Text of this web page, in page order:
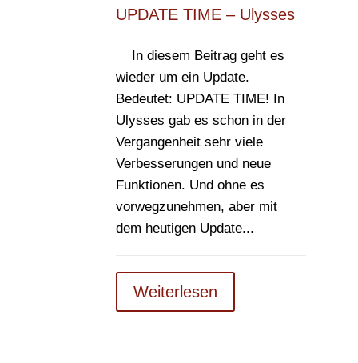
UPDATE TIME – Ulysses
In diesem Beitrag geht es
wieder um ein Update.
Bedeutet: UPDATE TIME! In
Ulysses gab es schon in der
Vergangenheit sehr viele
Verbesserungen und neue
Funktionen. Und ohne es
vorwegzunehmen, aber mit
dem heutigen Update...
Weiterlesen